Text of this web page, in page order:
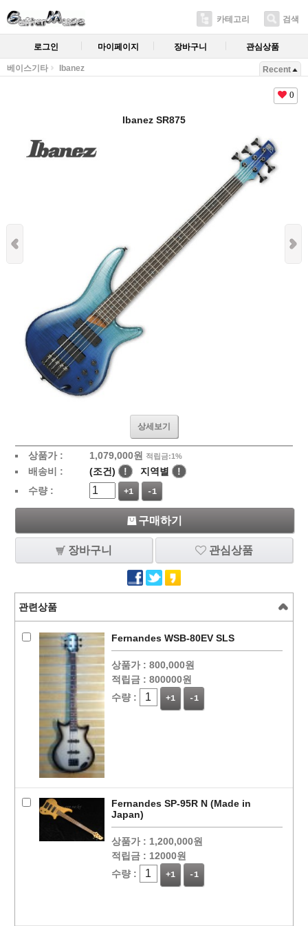
카테고리 검색
로그인 마이페이지 장바구니 관심상품
베이스기타 Ibanez Recent
0
Ibanez SR875
상세보기
상품가 : 1,079,000원 적립금:1%
배송비 : (조건) ! 지역별
!
수량 :
+1 -1
구매하기
장바구니 관심상품
관련상품
Fernandes WSB-80EV SLS
상품가 : 800,000원
적립금 : 800000원
수량 :
+1 -1
Fernandes SP-95R N (Made in
Japan)
상품가 : 1,200,000원
적립금 : 12000원
수량 :
+1 -1